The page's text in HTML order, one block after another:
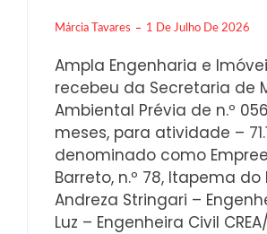
Márcia Tavares 1 De Julho De 2026
Ampla Engenharia e
recebeu da Secretaria de
Ambiental Prévia de n.º
meses, para atividade –
denominado como
Barreto, n.º 78, Itapema
Andreza Stringari –
Luz – Engenheira Civil